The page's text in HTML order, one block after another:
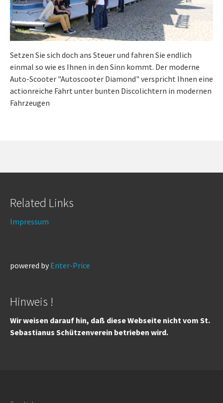
Setzen Sie sich doch ans Steuer und fahren Sie endlich
einmal so wie es Ihnen in den Sinn kommt. Der moderne
Auto-Scooter "Autoscooter Diamond" verspricht Ihnen eine
actionreiche Fahrt unter bunten Discolichtern in modernen
Fahrzeugen
Related Links
Impressum
powered by Enter-Price
Hinweis !
Wir weisen darauf hin, daß diese Webseite nicht vom St.
Sebastianus Schützenverein betrieben wird.